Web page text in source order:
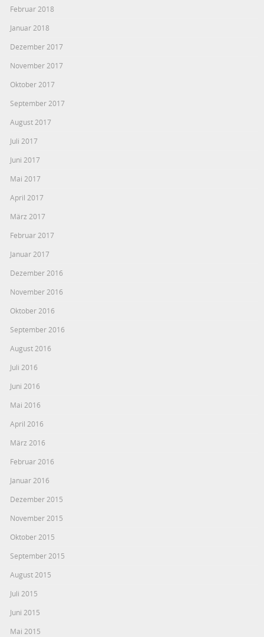
Februar 2018
Januar 2018
Dezember 2017
November 2017
Oktober 2017
September 2017
August 2017
Juli 2017
Juni 2017
Mai 2017
April 2017
März 2017
Februar 2017
Januar 2017
Dezember 2016
November 2016
Oktober 2016
September 2016
August 2016
Juli 2016
Juni 2016
Mai 2016
April 2016
März 2016
Februar 2016
Januar 2016
Dezember 2015
November 2015
Oktober 2015
September 2015
August 2015
Juli 2015
Juni 2015
Mai 2015